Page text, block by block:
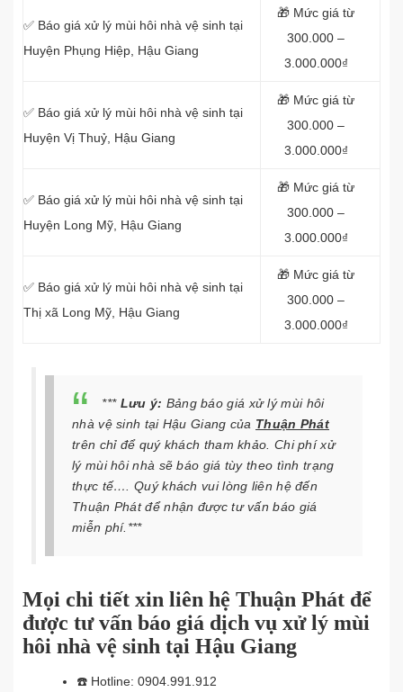
✅ Báo giá xử lý mùi hôi nhà vệ sinh tại
Huyện Phụng Hiệp, Hậu Giang
🎁 Mức giá từ
300.000 –
3.000.000₫
✅ Báo giá xử lý mùi hôi nhà vệ sinh tại
Huyện Vị Thuỷ, Hậu Giang
🎁 Mức giá từ
300.000 –
3.000.000₫
✅ Báo giá xử lý mùi hôi nhà vệ sinh tại
Huyện Long Mỹ, Hậu Giang
🎁 Mức giá từ
300.000 –
3.000.000₫
✅ Báo giá xử lý mùi hôi nhà vệ sinh tại
Thị xã Long Mỹ, Hậu Giang
🎁 Mức giá từ
300.000 –
3.000.000₫
*** Lưu ý: Bảng báo giá xử lý mùi hôi
nhà vệ sinh tại Hậu Giang của Thuận Phát
trên chỉ để quý khách tham khảo. Chi phí xử
lý mùi hôi nhà sẽ báo giá tùy theo tình trạng
thực tế…. Quý khách vui lòng liên hệ đến
Thuận Phát để nhận được tư vấn báo giá
miễn phí.***
Mọi chi tiết xin liên hệ Thuận Phát để
được tư vấn báo giá dịch vụ xử lý mùi
hôi nhà vệ sinh tại Hậu Giang
☎️ Hotline: 0904.991.912